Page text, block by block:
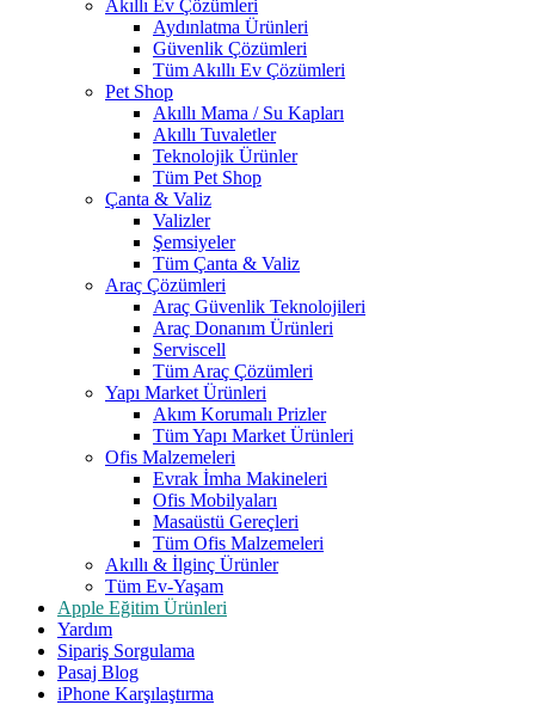
Akıllı Ev Çözümleri
Aydınlatma Ürünleri
Güvenlik Çözümleri
Tüm Akıllı Ev Çözümleri
Pet Shop
Akıllı Mama / Su Kapları
Akıllı Tuvaletler
Teknolojik Ürünler
Tüm Pet Shop
Çanta & Valiz
Valizler
Şemsiyeler
Tüm Çanta & Valiz
Araç Çözümleri
Araç Güvenlik Teknolojileri
Araç Donanım Ürünleri
Serviscell
Tüm Araç Çözümleri
Yapı Market Ürünleri
Akım Korumalı Prizler
Tüm Yapı Market Ürünleri
Ofis Malzemeleri
Evrak İmha Makineleri
Ofis Mobilyaları
Masaüstü Gereçleri
Tüm Ofis Malzemeleri
Akıllı & İlginç Ürünler
Tüm Ev-Yaşam
Apple Eğitim Ürünleri
Yardım
Sipariş Sorgulama
Pasaj Blog
iPhone Karşılaştırma